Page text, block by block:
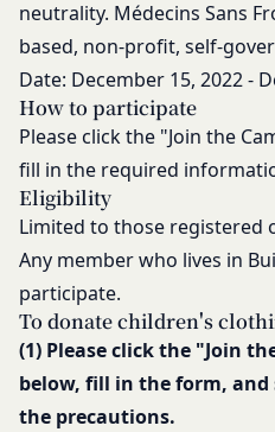
neutrality. Médecins Sans
based, non-profit, self-
Date: December 15, 2022 -
How to participate
Please click the "Join the
fill in the required
Eligibility
Limited to those registered
Any member who lives in
participate.
To donate children's
(1) Please click the "Join
below, fill in the form,
the precautions.
お客さまがお使いのブラ
合には、このお問い合わ
んので、その場合にはお
願いいたします。
組織・体制
当社は、管理担当役員を
し、利用者情報の適正な
施します。
免責
当社は、以下の場合には
ん。
お客様ご本人が本サービ
いて第三者に利用者情報
お客様が自ら本サービス
り、個人を識別し得る状態
いて、当社は一切責任を
会員のお客様IDおよびパ
る損害について、当社は
とします。
当社は、当社所定の方法
よびパスワードの一致を
IDおよびパスワードに基
を利用したものとみなし
該会員に帰属するものとし
第7条（会員の退会）
会員は、当社所定の退会
録を抹消することができま
第8条（禁止事項）
会員は、本サービスの利
いずれかに該当する行為